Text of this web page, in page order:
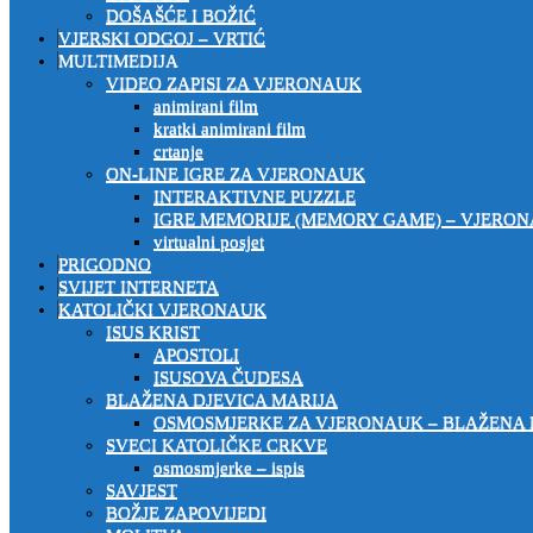
DOŠAŠĆE I BOŽIĆ
VJERSKI ODGOJ – VRTIĆ
MULTIMEDIJA
VIDEO ZAPISI ZA VJERONAUK
animirani film
kratki animirani film
crtanje
ON-LINE IGRE ZA VJERONAUK
INTERAKTIVNE PUZZLE
IGRE MEMORIJE (MEMORY GAME) –
virtualni posjet
PRIGODNO
SVIJET INTERNETA
KATOLIČKI VJERONAUK
ISUS KRIST
APOSTOLI
ISUSOVA ČUDESA
BLAŽENA DJEVICA MARIJA
OSMOSMJERKE ZA VJERONAUK – BLAŽENA
SVECI KATOLIČKE CRKVE
osmosmjerke – ispis
SAVJEST
BOŽJE ZAPOVIJEDI